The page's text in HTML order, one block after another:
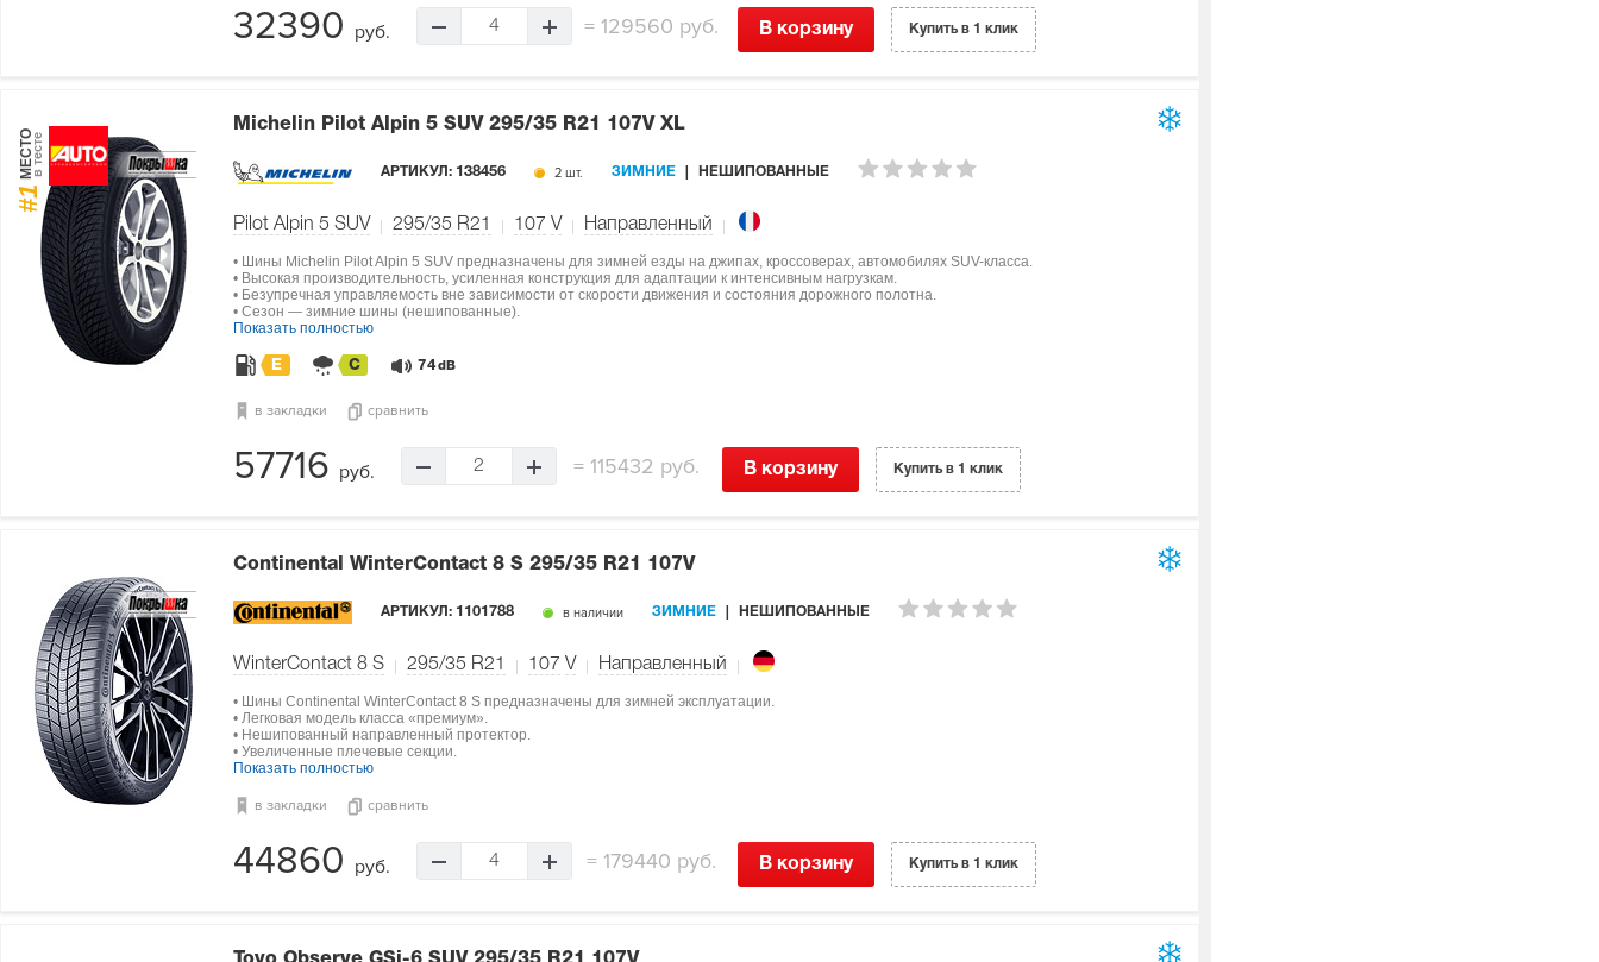
32390 руб. 4 = 129560 руб. В корзину Купить в 1 клик
#1
МЕСТОв тесте
Michelin Pilot Alpin 5 SUV 295/35 R21 107V XL
АРТИКУЛ: 138456 2 шт. ЗИМНИЕ НЕШИПОВАННЫЕ
Pilot Alpin 5 SUV 295/35 R21 107 V Направленный
• Шины Michelin Pilot Alpin 5 SUV предназначены для зимней езды на джипах, кроссоверах, автомобилях SUV-класса.
• Высокая производительность, усиленная конструкция для адаптации к интенсивным нагрузкам.
• Безупречная управляемость вне зависимости от скорости движения и состояния дорожного полотна.
• Сезон — зимние шины (нешипованные).
Показать полностью
E C 74dB
в закладки сравнить
57716 руб. 2 =115432 руб. В корзину Купить в 1 клик
Continental WinterContact 8 S 295/35 R21 107V
АРТИКУЛ: 1101788 в наличии ЗИМНИЕ НЕШИПОВАННЫЕ
WinterContact 8 S 295/35 R21 107 V Направленный
• Шины Continental WinterContact 8 S предназначены для зимней эксплуатации.
• Легковая модель класса «премиум».
• Нешипованный направленный протектор.
• Увеличенные плечевые секции.
Показать полностью
в закладки сравнить
44860 руб. 4 = 179440 руб. В корзину Купить в 1 клик